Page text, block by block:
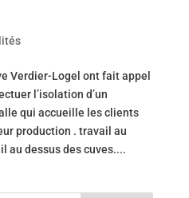
Verdier-Logel ont fait appel
l’isolation d’un
qui accueille les clients
production . travail au
au dessus des cuves....